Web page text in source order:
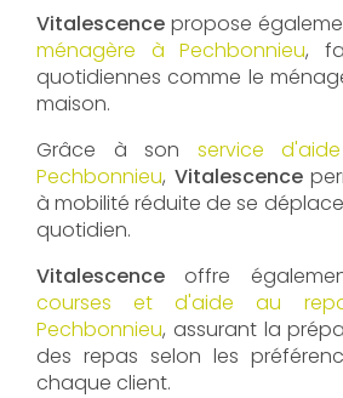
Vitalescence propose
ménagère à Pechbonnieu,
quotidiennes comme le
maison.
Grâce à son service
Pechbonnieu, Vitalescence
à mobilité réduite de se
quotidien.
Vitalescence offre
courses et d'aide au
Pechbonnieu, assurant la
des repas selon les
chaque client.